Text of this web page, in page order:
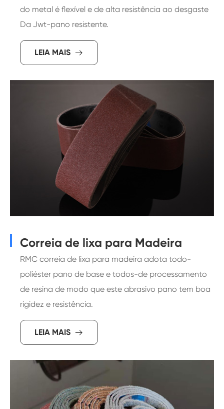
do metal é flexível e de alta resistência ao desgaste
Da Jwt-pano resistente.
LEIA MAIS 
Correia de lixa para Madeira
RMC correia de lixa para madeira adota todo-
poliéster pano de base e todos-de processamento
de resina de modo que este abrasivo pano tem boa
rigidez e resistência.
LEIA MAIS 